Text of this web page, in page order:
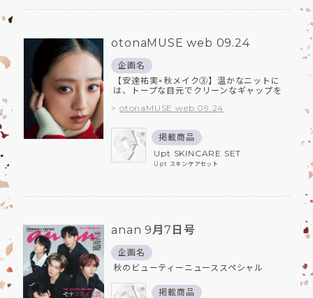
otonaMUSE web 09.24
企画名
【安達祐実×秋メイク③】温かなニットに
は、トープな目元でクリーンなギャップを
> otonaMUSE web 09.24
掲載商品
Upt SKINCARE SET
Upt スキンケアセット
anan 9月7日号
企画名
秋のビューティーニューススペシャル
掲載商品